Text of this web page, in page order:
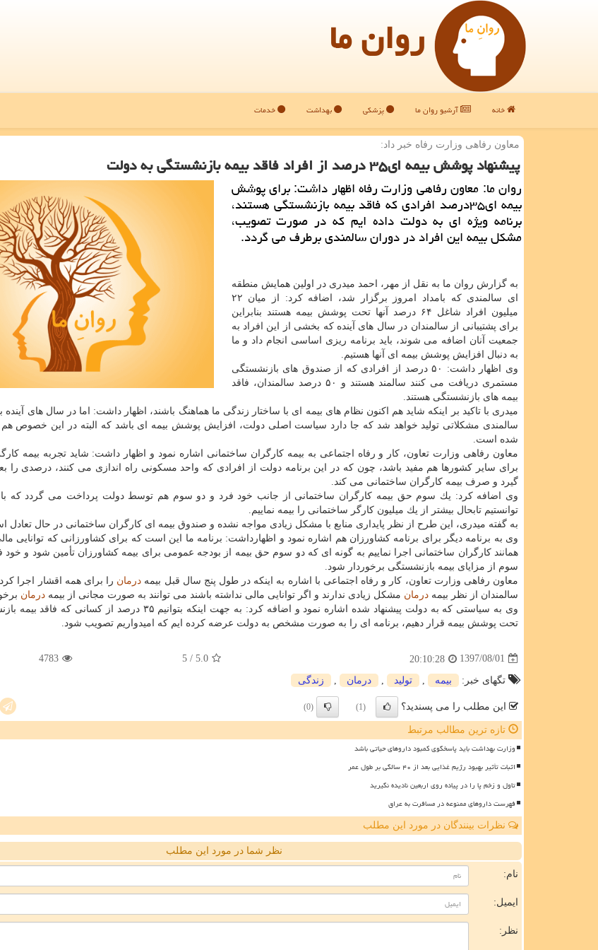
روان ما
خانه آرشیو روان ما پزشکی بهداشت خدمات
معاون رفاهی وزارت رفاه خبر داد:
پیشنهاد پوشش بیمه ای۳۵ درصد از افراد فاقد بیمه بازنشستگی به دولت
روان ما: معاون رفاهی وزارت رفاه اظهار داشت: برای پوشش
بیمه ای۳۵درصد افرادی كه فاقد بیمه بازنشستگی هستند،
برنامه ویژه ای به دولت داده ایم كه در صورت تصویب،
مشكل بیمه این افراد در دوران سالمندی برطرف می گردد.
به گزارش روان ما به نقل از مهر، احمد میدری در اولین همایش منطقه
ای سالمندی كه بامداد امروز برگزار شد، اضافه كرد: از میان ۲۲
میلیون افراد شاغل ۶۴ درصد آنها تحت پوشش بیمه هستند بنابراین
برای پشتیبانی از سالمندان در سال های آینده كه بخشی از این افراد به
جمعیت آنان اضافه می شوند، باید برنامه ریزی اساسی انجام داد و ما
به دنبال افزایش پوشش بیمه ای آنها هستیم.
وی اظهار داشت: ۵۰ درصد از افرادی كه از صندوق های بازنشستگی
مستمری دریافت می كنند سالمند هستند و ۵۰ درصد سالمندان، فاقد
بیمه های بازنشستگی هستند.
میدری با تاكید بر اینكه شاید هم اكنون نظام های بیمه ای با ساختار زندگی ما هماهنگ باشند، اظهار داشت: اما در سال های
سالمندی مشكلاتی تولید خواهد شد كه جا دارد سیاست اصلی دولت، افزایش پوشش بیمه ای باشد كه البته در این خصوص هم
شده است.
معاون رفاهی وزارت تعاون، كار و رفاه اجتماعی به بیمه كارگران ساختمانی اشاره نمود و اظهار داشت: شاید تجربه بیمه
برای سایر كشورها هم مفید باشد، چون كه در این برنامه دولت از افرادی كه واحد مسكونی راه اندازی می كنند، درصدی را
گیرد و صرف بیمه كارگران ساختمانی می كند.
وی اضافه كرد: یك سوم حق بیمه كارگران ساختمانی از جانب خود فرد و دو سوم هم توسط دولت پرداخت می گردد كه
توانستیم تابحال بیشتر از یك میلیون كارگر ساختمانی را بیمه نماییم.
به گفته میدری، این طرح از نظر پایداری منابع با مشكل زیادی مواجه نشده و صندوق بیمه ای كارگران ساختمانی در حال تعادل
وی به برنامه دیگر برای برنامه كشاورزان هم اشاره نمود و اظهارداشت: برنامه ما این است كه برای كشاورزانی كه توانایی
همانند كارگران ساختمانی اجرا نماییم به گونه ای كه دو سوم حق بیمه از بودجه عمومی برای بیمه كشاورزان تأمین شود و خود
سوم از مزایای بیمه بازنشستگی برخوردار شود.
معاون رفاهی وزارت تعاون، كار و رفاه اجتماعی با اشاره به اینكه در طول پنج سال قبل بیمه درمان را برای همه اقشار اجرا
سالمندان از نظر بیمه درمان مشكل زیادی ندارند و اگر توانایی مالی نداشته باشند می توانند به صورت مجانی از بیمه درمان
وی به سیاستی كه به دولت پیشنهاد شده اشاره نمود و اضافه كرد: به جهت اینكه بتوانیم ۳۵
تحت پوشش بیمه قرار دهیم، برنامه ای را به صورت مشخص به دولت عرضه كرده ایم كه امیدواریم تصویب شود.
1397/08/01
20:10:28
5.0
/ 5
4783
تگهای خبر: بیمه تولید درمان زندگی
این مطلب را می پسندید؟ (1)
(0)
تازه ترین مطالب مرتبط
وزارت بهداشت باید پاسخگوی کمبود داروهای حیاتی باشد
اثبات تأثیر بهبود رژیم غذایی بعد از ۴۰ سالگی بر طول عمر
تاول و زخم پا را در پیاده روی اربعین نادیده نگیرید
فهرست داروهای ممنوعه در مسافرت به عراق
نظرات بینندگان در مورد این مطلب
نظر شما در مورد این مطلب
نام:
ایمیل:
نظر: